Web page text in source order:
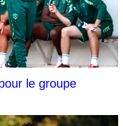
le groupe